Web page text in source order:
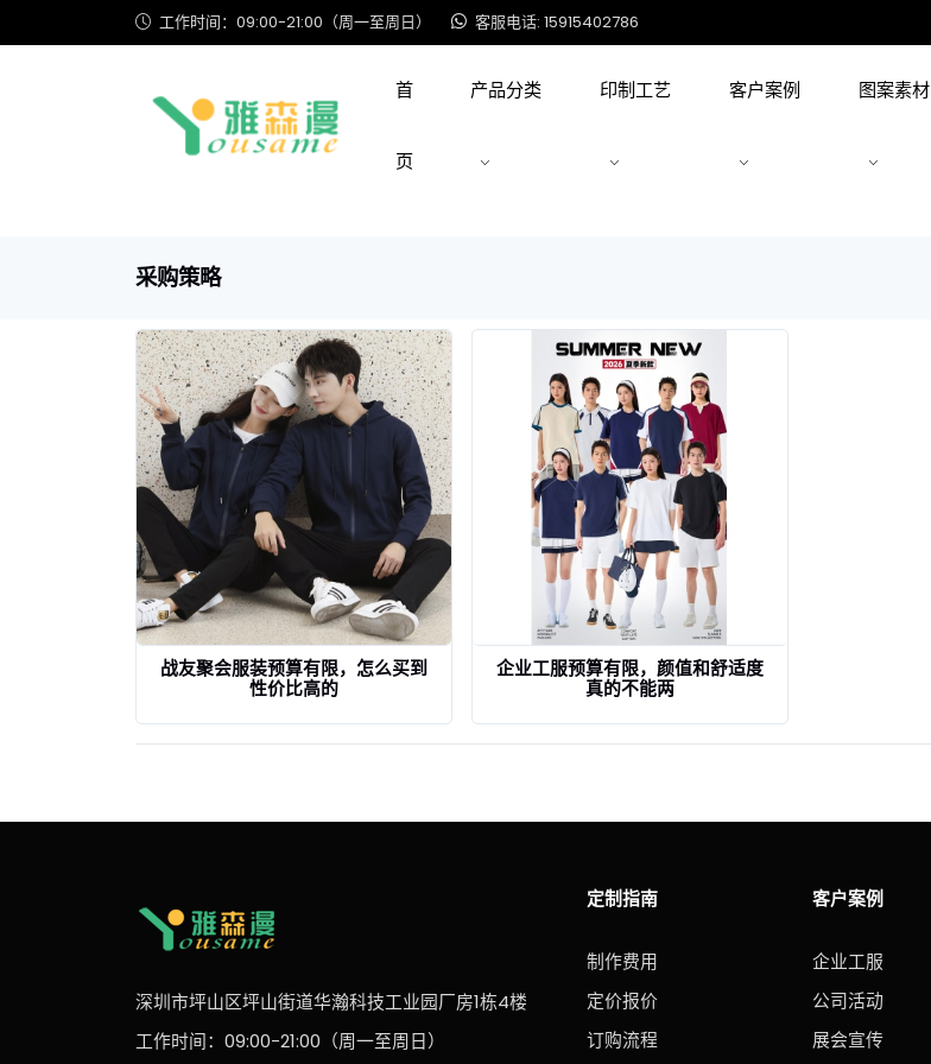
工作时间：09:00-21:00（周一至周日） 客服电话: 15915402786
首
页
产品分类 印制工艺 客户案例 图案素材
采购策略
查看详情
战友聚会服装预算有限，怎么买到
性价比高的
查看详情
企业工服预算有限，颜值和舒适度
真的不能两
深圳市坪山区坪山街道华瀚科技工业园厂房1栋4楼
工作时间：09:00-21:00（周一至周日）
定制指南
制作费用
定价报价
订购流程
客户案例
企业工服
公司活动
展会宣传